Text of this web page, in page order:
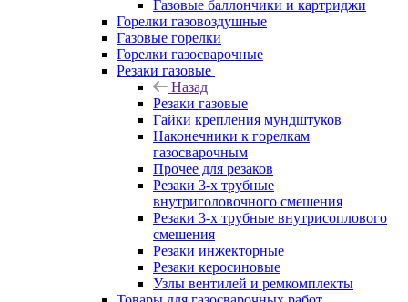
Газовые баллончики и картриджи
Горелки газовоздушные
Газовые горелки
Горелки газосварочные
Резаки газовые
Назад
Резаки газовые
Гайки крепления мундштуков
Наконечники к горелкам
газосварочным
Прочее для резаков
Резаки 3-х трубные
внутриголовочного смешения
Резаки 3-х трубные внутрисоплового
смешения
Резаки инжекторные
Резаки керосиновые
Узлы вентилей и ремкомплекты